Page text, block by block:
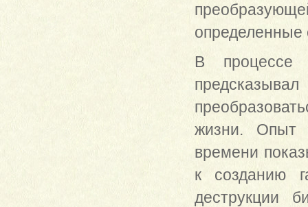
определенные
В процессе
жизни. Опыт
времени
к созданию
деструкции